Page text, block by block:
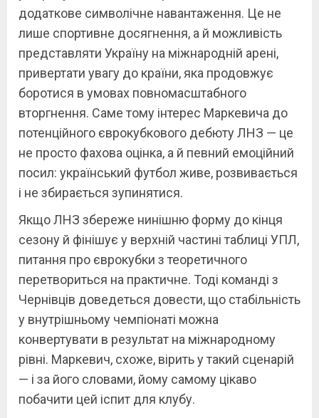
додаткове символічне навантаження. Це не
лише спортивне досягнення, а й можливість
представляти Україну на міжнародній арені,
привертати увагу до країни, яка продовжує
боротися в умовах повномасштабного
вторгнення. Саме тому інтерес Маркевича до
потенційного єврокубкового дебюту ЛНЗ — це
не просто фахова оцінка, а й певний емоційний
посил: український футбол живе, розвивається
і не збирається зупинятися.
Якщо ЛНЗ збереже нинішню форму до кінця
сезону й фінішує у верхній частині таблиці УПЛ,
питання про єврокубки з теоретичного
перетвориться на практичне. Тоді команді з
Чернівців доведеться довести, що стабільність
у внутрішньому чемпіонаті можна
конвертувати в результат на міжнародному
рівні. Маркевич, схоже, вірить у такий сценарій
— і за його словами, йому самому цікаво
побачити цей іспит для клубу.